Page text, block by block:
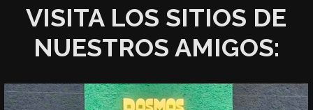
VISITA LOS SITIOS DE
NUESTROS AMIGOS: